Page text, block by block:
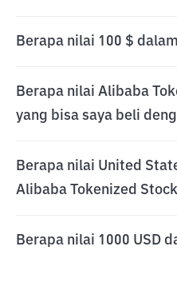
Berapa nilai 100 $
Berapa nilai Alibaba
yang bisa saya beli
Berapa nilai United
Alibaba Tokenized
Berapa nilai 1000 USD